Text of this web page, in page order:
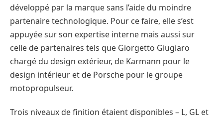
développé par la marque sans l’aide du moindre
partenaire technologique. Pour ce faire, elle s’est
appuyée sur son expertise interne mais aussi sur
celle de partenaires tels que Giorgetto Giugiaro
chargé du design extérieur, de Karmann pour le
design intérieur et de Porsche pour le groupe
motopropulseur.
Trois niveaux de finition étaient disponibles – L, GL et